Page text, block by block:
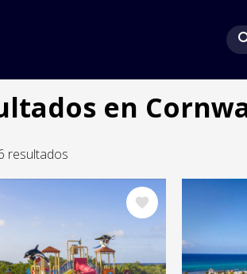
en
resultados
Image